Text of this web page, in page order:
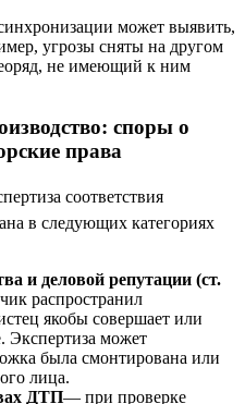
может выявить,
угрозы сняты на другом
не имеющий к ним
споры о
права
соответствия
в следующих категориях
и деловой репутации (ст.
распространил
якобы совершает или
Экспертиза может
была смонтирована или
лица.
ДТП— при проверке